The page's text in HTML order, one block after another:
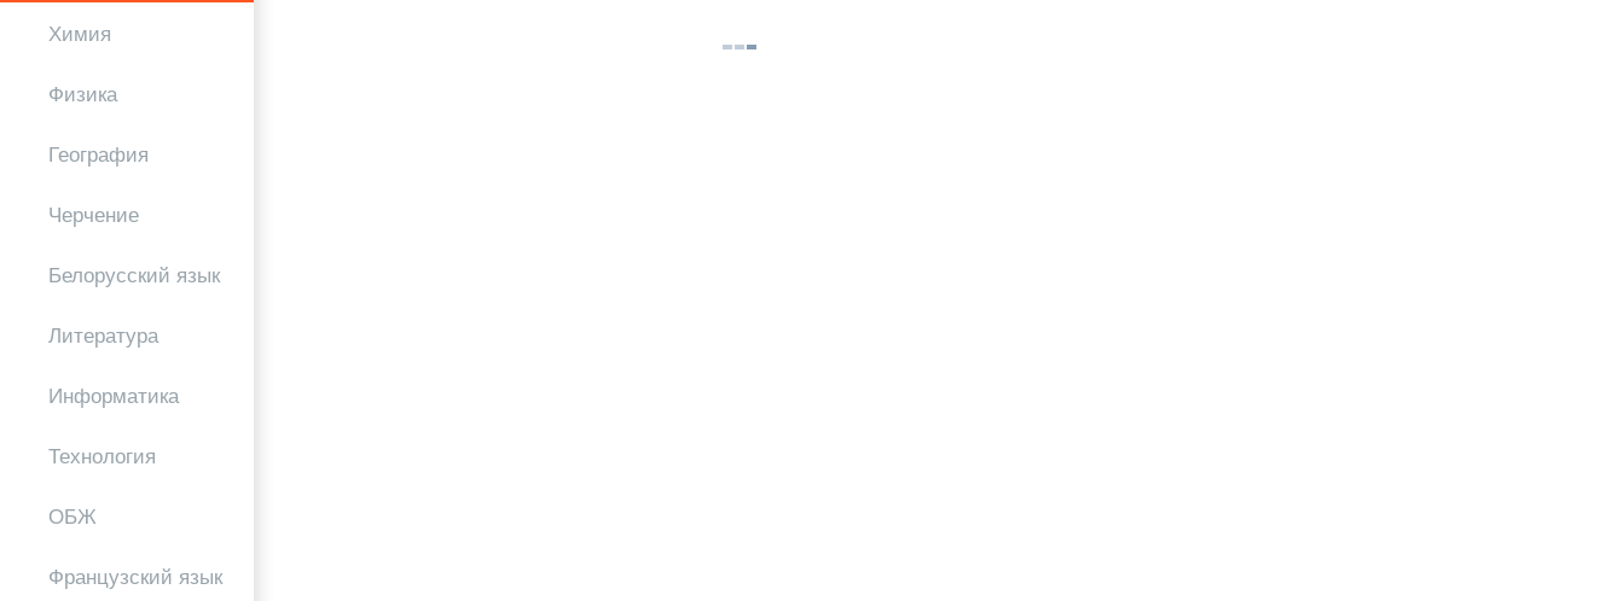
Химия
Физика
География
Черчение
Белорусский язык
Литература
Информатика
Технология
ОБЖ
Французский язык